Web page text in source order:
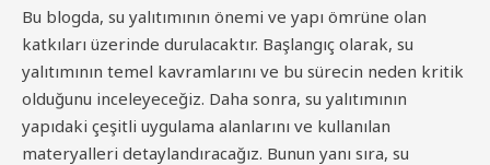
Bu blogda, su yalıtımının önemi ve yapı ömrüne olan
katkıları üzerinde durulacaktır. Başlangıç ​​olarak, su
yalıtımının temel kavramlarını ve bu sürecin neden kritik
olduğunu inceleyeceğiz. Daha sonra, su yalıtımının
yapıdaki çeşitli uygulama alanlarını ve kullanılan
materyalleri detaylandıracağız. Bunun yanı sıra, su